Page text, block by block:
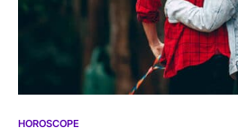
HOROSCOPE